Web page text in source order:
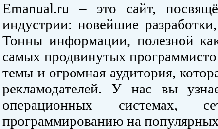
Emanual.ru – это сайт,
индустрии: новейшие
Тонны информации, полезной
самых продвинутых
темы и огромная аудитория,
рекламодателей. У нас вы
операционных системах,
программированию на